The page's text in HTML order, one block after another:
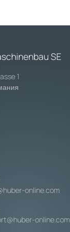
SE
1
online.com
online.com